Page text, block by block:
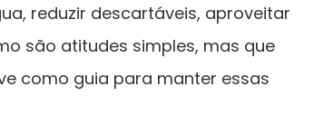
reduzir descartáveis, aproveitar
são atitudes simples, mas que
como guia para manter essas